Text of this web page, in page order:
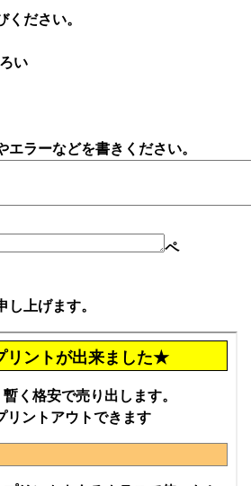
ださい。
い
ラーなどを書きください。
ペ
上げます。